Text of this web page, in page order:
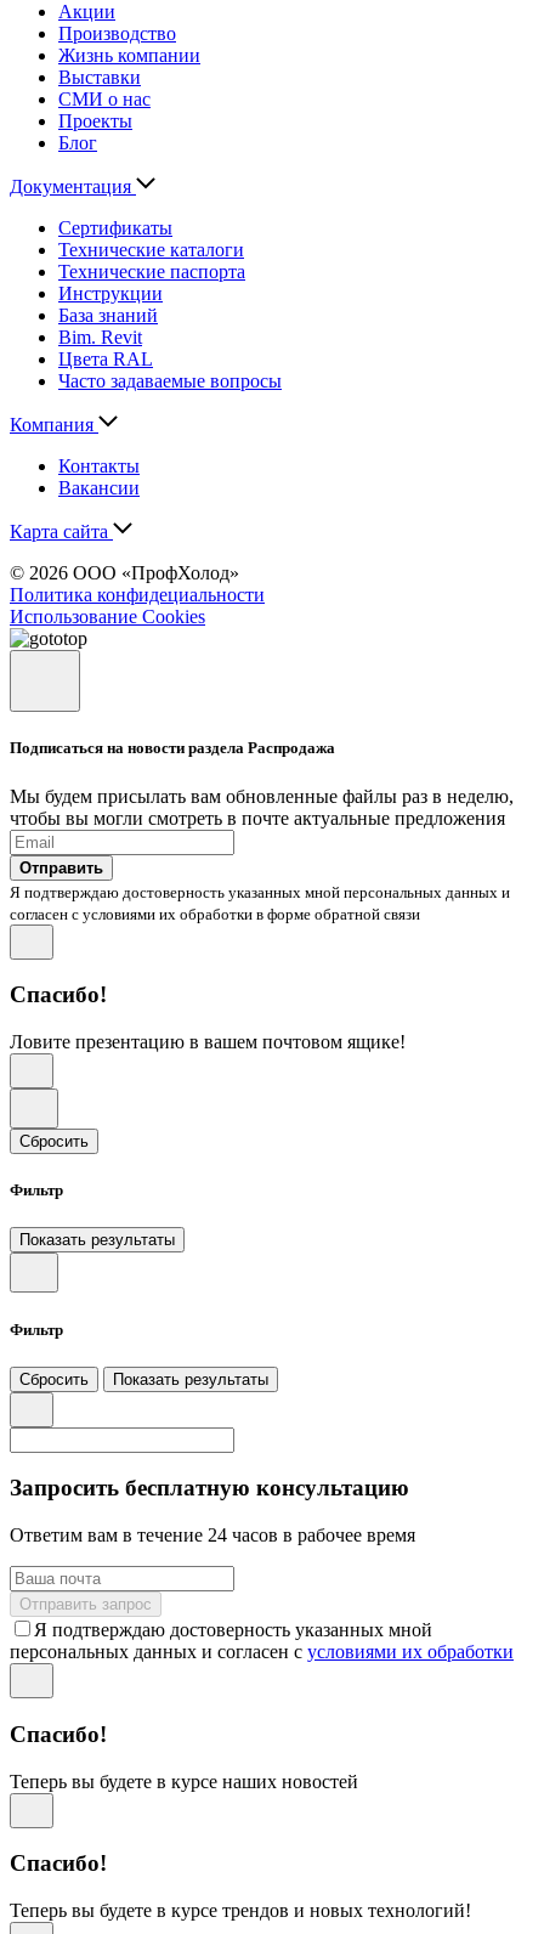
Акции
Производство
Жизнь компании
Выставки
СМИ о нас
Проекты
Блог
Документация
Сертификаты
Технические каталоги
Технические паспорта
Инструкции
База знаний
Bim. Revit
Цвета RAL
Часто задаваемые вопросы
Компания
Контакты
Вакансии
Карта сайта
© 2026 ООО «ПрофХолод»
Политика конфидециальности
Использование Cookies
Подписаться на новости раздела Распродажа
Мы будем присылать вам обновленные файлы раз в неделю,
чтобы вы могли смотреть в почте актуальные предложения
Отправить
Я подтверждаю достоверность указанных мной персональных данных и
согласен с условиями их обработки в форме обратной связи
Спасибо!
Ловите презентацию в вашем почтовом ящике!
Сбросить
Фильтр
Показать результаты
Фильтр
Сбросить Показать результаты
Запросить бесплатную консультацию
Ответим вам в течение 24 часов в рабочее время
Отправить запрос
Я подтверждаю достоверность указанных мной
персональных данных и согласен с условиями их обработки
Спасибо!
Теперь вы будете в курсе наших новостей
Спасибо!
Теперь вы будете в курсе трендов и новых технологий!